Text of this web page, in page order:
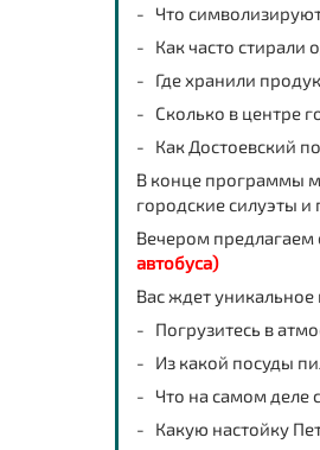
- Что символизируют
- Как часто стирали
- Где хранили
- Сколько в центре
- Как Достоевский
В конце программы
городские силуэты
Вечером предлагаем
автобуса)
Вас ждет уникальное
- Погрузитесь в
- Из какой посуды
- Что на самом деле
- Какую настойку